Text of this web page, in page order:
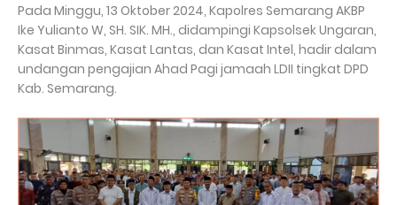
Pada Minggu, 13 Oktober 2024, Kapolres Semarang AKBP
Ike Yulianto W, SH. SIK. MH., didampingi Kapsolsek Ungaran,
Kasat Binmas, Kasat Lantas, dan Kasat Intel, hadir dalam
undangan pengajian Ahad Pagi jamaah LDII tingkat DPD
Kab. Semarang.